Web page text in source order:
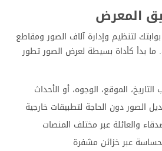
المعرض
لتنظيم وإدارة آلاف الصور ومقاطع
ما بدأ كأداة بسيطة لعرض الصور تطور
الموقع، الوجوه، أو الأحداث
الصور دون الحاجة لتطبيقات خارجية
والعائلة عبر مختلف المنصات
عبر خزائن مشفرة